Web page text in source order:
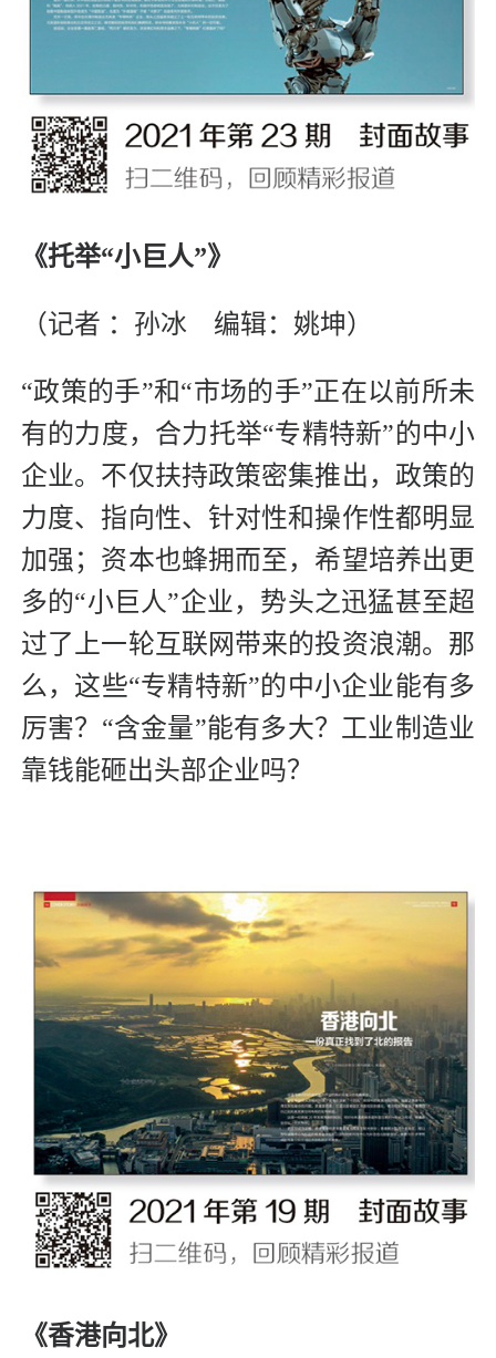
《托举“小巨人”》
（记者 ：孙冰 编辑：姚坤）
“政策的手”和“市场的手”正在以前所未
有的力度，合力托举“专精特新”的中小
企业。不仅扶持政策密集推出，政策的
力度、指向性、针对性和操作性都明显
加强；资本也蜂拥而至，希望培养出更
多的“小巨人”企业，势头之迅猛甚至超
过了上一轮互联网带来的投资浪潮。那
么，这些“专精特新”的中小企业能有多
厉害？“含金量”能有多大？工业制造业
靠钱能砸出头部企业吗？
《香港向北》